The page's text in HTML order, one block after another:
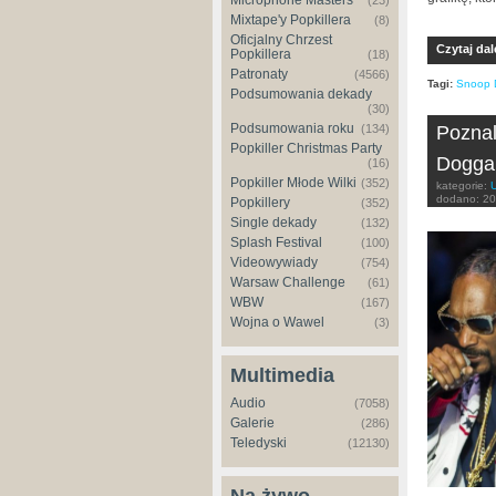
Mixtape'y Popkillera (8)
Oficjalny Chrzest
Popkillera
(18)
Patronaty (4566)
Podsumowania dekady
(30)
Podsumowania roku (134)
Popkiller Christmas Party
(16)
Popkiller Młode Wilki (352)
Popkillery (352)
Single dekady (132)
Splash Festival (100)
Videowywiady (754)
Warsaw Challenge (61)
WBW (167)
Wojna o Wawel (3)
Multimedia
Audio (7058)
Galerie (286)
Teledyski (12130)
Czytaj
Tagi: Snoop
kategorie:
dodano: